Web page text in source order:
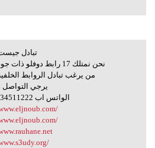
تبادل
تبادل
نحن نمتلك 17 رابط دوفلو ذات جودة عالية
من يرغب تبادل الروابط
يرجي التواصل
00491634511222 الواتس اب